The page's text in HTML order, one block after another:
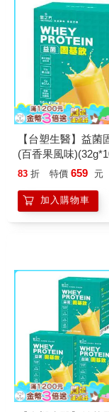
【台塑生醫】益菌
(百香果風味
83 折 特價 659 元
加入購物車